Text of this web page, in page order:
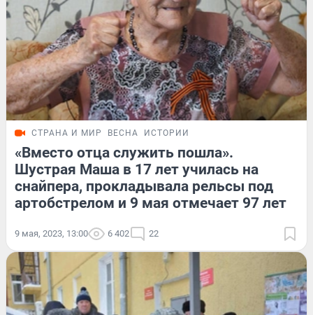
СТРАНА И МИР ВЕСНА ИСТОРИИ
«Вместо отца служить пошла».
Шустрая Маша в 17 лет училась на
снайпера, прокладывала рельсы под
артобстрелом и 9 мая отмечает 97 лет
9 мая, 2023, 13:00 6 402 22